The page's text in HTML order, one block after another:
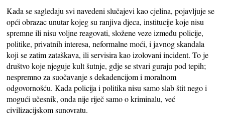
Kada se sagledaju svi navedeni slučajevi kao cjelina, pojavljuje se
opći obrazac unutar kojeg su ranjiva djeca, institucije koje nisu
spremne ili nisu voljne reagovati, složene veze između policije,
politike, privatnih interesa, neformalne moći, i javnog skandala
koji se zatim zataškava, ili servisira kao izolovani incident. To je
društvo koje njeguje kult šutnje, gdje se stvari guraju pod tepih;
nespremno za suočavanje s dekadencijom i moralnom
odgovornošću. Kada policija i politika nisu samo slab štit nego i
mogući učesnik, onda nije riječ samo o kriminalu, već
civilizacijskom sunovratu.